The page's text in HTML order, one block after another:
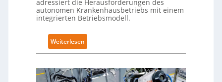
i
z
e
r
n
g
w
e
i
t
e
r
g
adressiert die Herausforderungen des
autonomen Krankenhausbetriebs mit einem
integrierten Betriebsmodell.
Weiterlesen:
A
t